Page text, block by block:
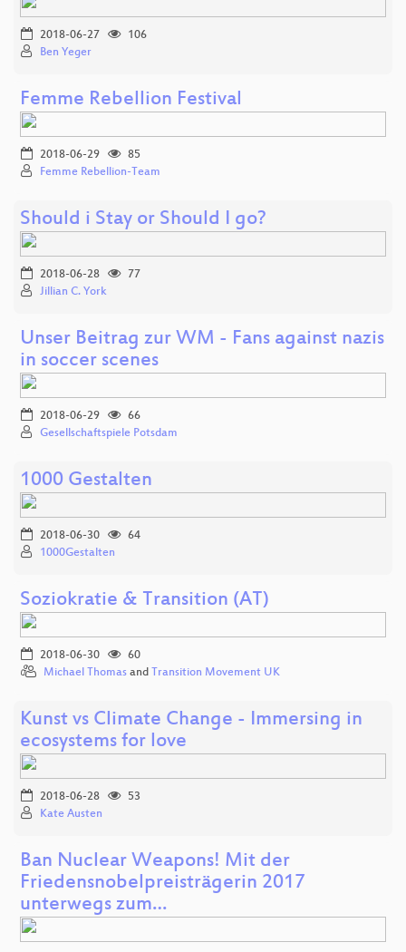
2018-06-27
106
Ben Yeger
Femme Rebellion Festival
2018-06-29
85
Femme Rebellion-Team
Should i Stay or Should I go?
2018-06-28
77
Jillian C. York
Unser Beitrag zur WM - Fans against nazis
in soccer scenes
2018-06-29
66
Gesellschaftspiele Potsdam
1000 Gestalten
2018-06-30
64
1000Gestalten
Soziokratie & Transition (AT)
2018-06-30
60
Michael Thomas and Transition Movement UK
Kunst vs Climate Change - Immersing in
ecosystems for love
2018-06-28
53
Kate Austen
Ban Nuclear Weapons! Mit der
Friedensnobelpreisträgerin 2017
unterwegs zum…